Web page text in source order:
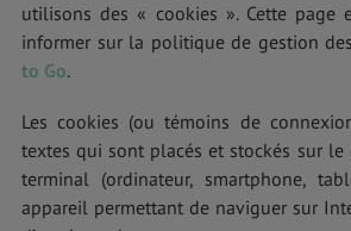
utilisons des « cookies ». Cette page
informer sur la politique de gestion
to Go.
Les cookies (ou témoins de
textes qui sont placés et stockés sur
terminal (ordinateur, smartphone,
appareil permettant de naviguer sur